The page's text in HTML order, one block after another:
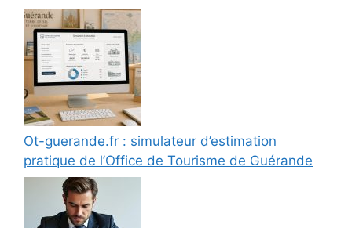
Ot-guerande.fr : simulateur d’estimation
pratique de l’Office de Tourisme de Guérande